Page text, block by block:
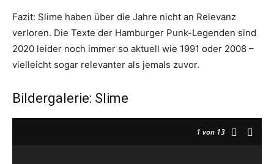
Fazit: Slime haben über die Jahre nicht an Relevanz
verloren. Die Texte der Hamburger Punk-Legenden sind
2020 leider noch immer so aktuell wie 1991 oder 2008 –
vielleicht sogar relevanter als jemals zuvor.
Bildergalerie: Slime
1 von 13